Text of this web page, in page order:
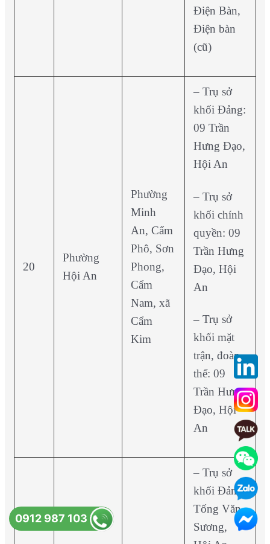
Điện Bàn,
Điện bàn
(cũ)
20
Phường
Hội An
Phường
Minh
An, Cẩm
Phô, Sơn
Phong,
Cẩm
Nam, xã
Cẩm
Kim
– Trụ sở
khối Đảng:
09 Trần
Hưng Đạo,
Hội An
– Trụ sở
khối chính
quyền: 09
Trần Hưng
Đạo, Hội
An
– Trụ sở
khối mặt
trận, đoàn
thể: 09
Trần Hưng
Đạo, Hội
An
– Trụ sở
khối Đảng:
Tống Văn
Sương,
0912 987 103